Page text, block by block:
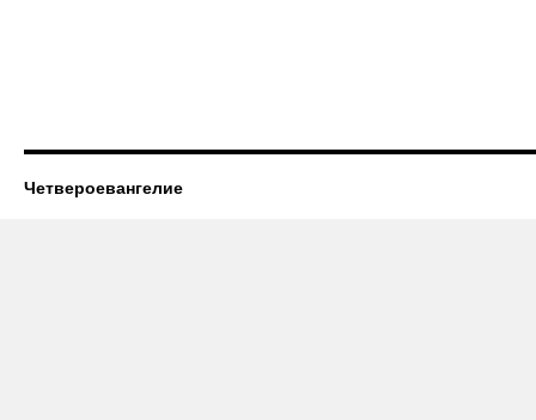
Четвероевангелие